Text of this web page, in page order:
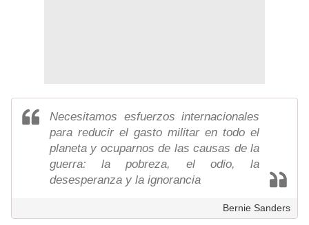
Necesitamos esfuerzos internacionales
para reducir el gasto militar en todo el
planeta y ocuparnos de las causas de la
guerra: la pobreza, el odio, la
desesperanza y la ignorancia
Bernie Sanders